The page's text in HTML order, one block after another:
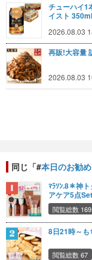
チューハイ1
イスト
2026.08.03
再販!大容量
2026.08.03
同じ「#本日のお勧め
ﾏﾗｿﾝ.8＊神
アケア5点
閲覧総数 169
8日21時～
閲覧総数 67